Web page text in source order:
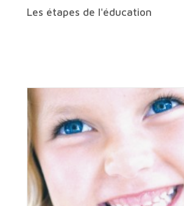
Les étapes de l'éducation